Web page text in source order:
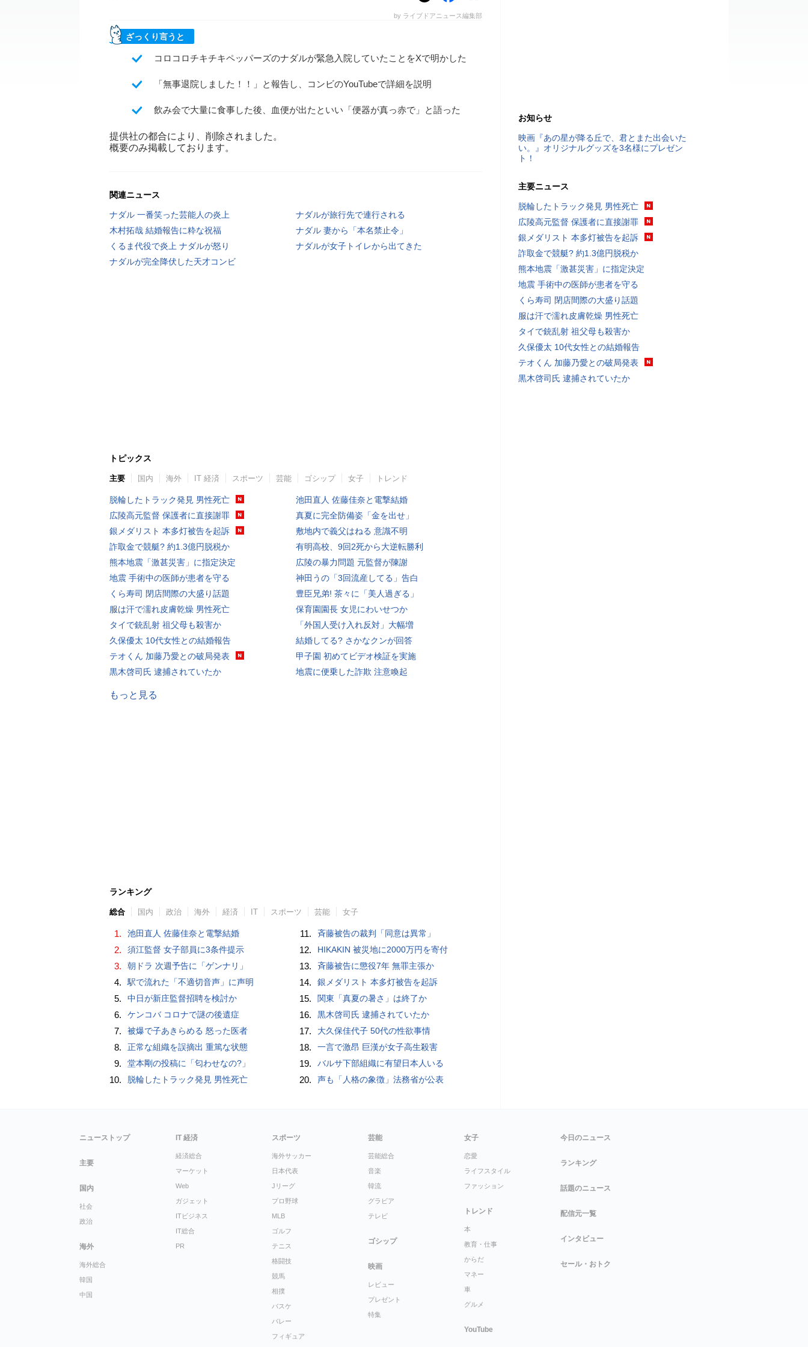
by ライブドアニュース編集部
ざっくり言うと
コロコロチキチキペッパーズのナダルが緊急入院していたことをXで明かした
「無事退院しました！！」と報告し、コンビのYouTubeで詳細を説明
飲み会で大量に食事した後、血便が出たといい「便器が真っ赤で」と語った
提供社の都合により、削除されました。
概要のみ掲載しております。
関連ニュース
ナダル 一番笑った芸能人の炎上
ナダルが旅行先で連行される
木村拓哉 結婚報告に粋な祝福
ナダル 妻から「本名禁止令」
くるま代役で炎上 ナダルが怒り
ナダルが女子トイレから出てきた
ナダルが完全降伏した天才コンビ
トピックス
主要 国内 海外 IT 経済 スポーツ 芸能 ゴシップ 女子 トレンド
脱輪したトラック発見 男性死亡
広陵高元監督 保護者に直接謝罪
銀メダリスト 本多灯被告を起訴
詐取金で競艇? 約1.3億円脱税か
熊本地震「激甚災害」に指定決定
地震 手術中の医師が患者を守る
くら寿司 閉店間際の大盛り話題
服は汗で濡れ皮膚乾燥 男性死亡
タイで銃乱射 祖父母も殺害か
久保優太 10代女性との結婚報告
テオくん 加藤乃愛との破局発表
黒木啓司氏 逮捕されていたか
池田直人 佐藤佳奈と電撃結婚
真夏に完全防備姿「金を出せ」
敷地内で義父はねる 意識不明
有明高校、9回2死から大逆転勝利
広陵の暴力問題 元監督が陳謝
神田うの「3回流産してる」告白
豊臣兄弟! 茶々に「美人過ぎる」
保育園園長 女児にわいせつか
「外国人受け入れ反対」大幅増
結婚してる? さかなクンが回答
甲子園 初めてビデオ検証を実施
地震に便乗した詐欺 注意喚起
もっと見る
ランキング
総合 国内 政治 海外 経済 IT スポーツ 芸能 女子
1. 池田直人 佐藤佳奈と電撃結婚
2. 須江監督 女子部員に3条件提示
3. 朝ドラ 次週予告に「ゲンナリ」
4. 駅で流れた「不適切音声」に声明
5. 中日が新庄監督招聘を検討か
6. ケンコバ コロナで謎の後遺症
7. 被爆で子あきらめる 怒った医者
8. 正常な組織を誤摘出 重篤な状態
9. 堂本剛の投稿に「匂わせなの?」
10. 脱輪したトラック発見 男性死亡
11. 斉藤被告の裁判「同意は異常」
12. HIKAKIN 被災地に2000万円を寄付
13. 斉藤被告に懲役7年 無罪主張か
14. 銀メダリスト 本多灯被告を起訴
15. 関東「真夏の暑さ」は終了か
16. 黒木啓司氏 逮捕されていたか
17. 大久保佳代子 50代の性欲事情
18. 一言で激昂 巨漢が女子高生殺害
19. バルサ下部組織に有望日本人いる
20. 声も「人格の象徴」法務省が公表
お知らせ
映画『あの星が降る丘で、君とまた出会いた
い。』オリジナルグッズを3名様にプレゼン
ト！
主要ニュース
脱輪したトラック発見 男性死亡
広陵高元監督 保護者に直接謝罪
銀メダリスト 本多灯被告を起訴
詐取金で競艇? 約1.3億円脱税か
熊本地震「激甚災害」に指定決定
地震 手術中の医師が患者を守る
くら寿司 閉店間際の大盛り話題
服は汗で濡れ皮膚乾燥 男性死亡
タイで銃乱射 祖父母も殺害か
久保優太 10代女性との結婚報告
テオくん 加藤乃愛との破局発表
黒木啓司氏 逮捕されていたか
ニューストップ
主要
国内
社会
政治
海外
海外総合
韓国
中国
IT 経済
経済総合
マーケット
Web
ガジェット
ITビジネス
IT総合
PR
スポーツ
海外サッカー
日本代表
Jリーグ
プロ野球
MLB
ゴルフ
テニス
格闘技
競馬
相撲
バスケ
バレー
フィギュア
芸能
芸能総合
音楽
韓流
グラビア
テレビ
ゴシップ
映画
レビュー
プレゼント
特集
女子
恋愛
ライフスタイル
ファッション
トレンド
本
教育・仕事
からだ
マネー
車
グルメ
YouTube
今日のニュース
ランキング
話題のニュース
配信元一覧
インタビュー
セール・おトク